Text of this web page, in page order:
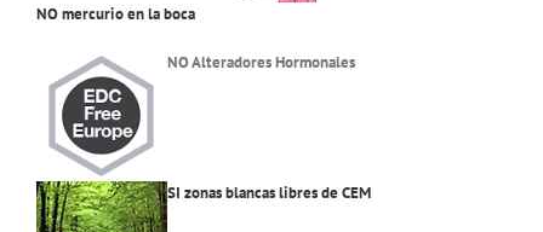
NO mercurio en la boca
NO Alteradores Hormonales
SI zonas blancas libres de CEM